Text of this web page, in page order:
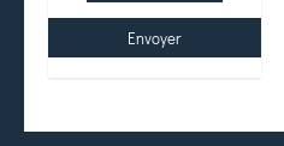
Envoyer